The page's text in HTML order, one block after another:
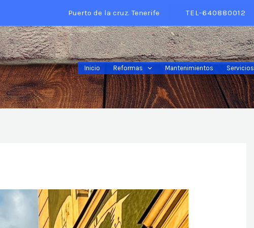
Puerto de la cruz. Tenerife TEL-640880012
Inicio Reformas Mantenimientos Servicios